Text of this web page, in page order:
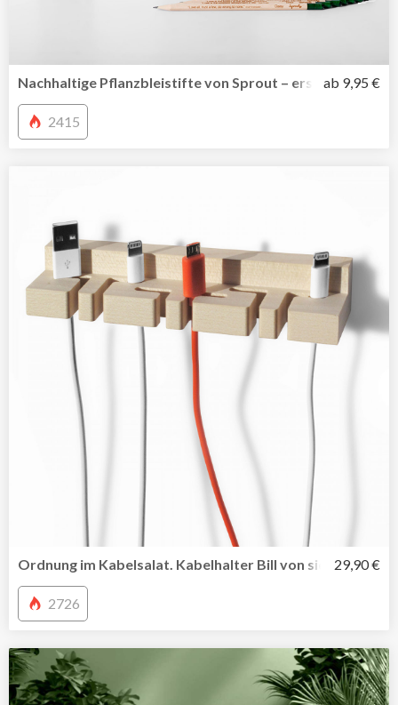
Nachhaltige Pflanzbleistifte von Sprout – erst schreiben
ab 9,95 €
2415
Ordnung im Kabelsalat. Kabelhalter Bill von side by side
29,90 €
2726